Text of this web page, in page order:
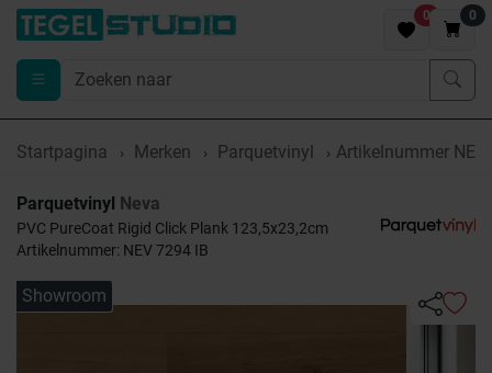
0 0
Startpagina Merken Parquetvinyl Artikelnummer NEV
Parquetvinyl Neva
PVC PureCoat Rigid Click Plank 123,5x23,2cm
Artikelnummer: NEV 7294 IB
Showroom